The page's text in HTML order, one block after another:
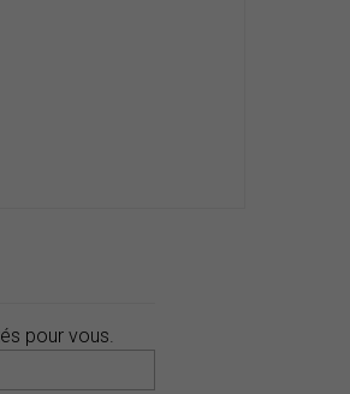
pour vous.